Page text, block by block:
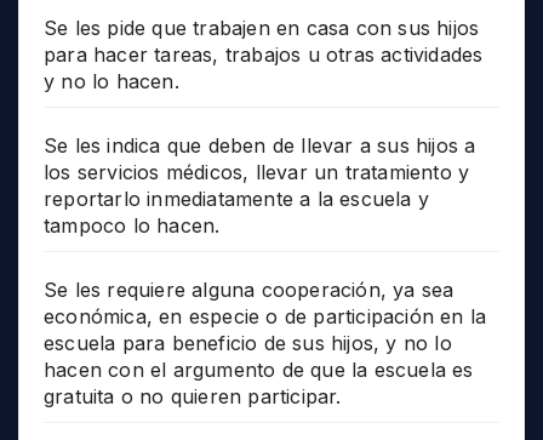
Se les pide que trabajen en casa con sus hijos
para hacer tareas, trabajos u otras actividades
y no lo hacen.
Se les indica que deben de llevar a sus hijos a
los servicios médicos, llevar un tratamiento y
reportarlo inmediatamente a la escuela y
tampoco lo hacen.
Se les requiere alguna cooperación, ya sea
económica, en especie o de participación en la
escuela para beneficio de sus hijos, y no lo
hacen con el argumento de que la escuela es
gratuita o no quieren participar.